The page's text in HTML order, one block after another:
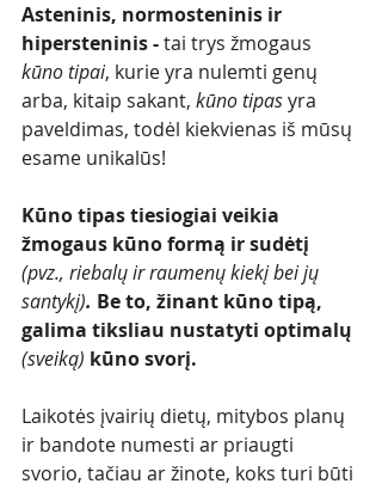
Asteninis, normosteninis ir
hipersteninis - tai trys žmogaus
kūno tipai, kurie yra nulemti genų
arba, kitaip sakant, kūno tipas yra
paveldimas, todėl kiekvienas iš mūsų
esame unikalūs!
Kūno tipas tiesiogiai veikia
žmogaus kūno formą ir sudėtį
(pvz., riebalų ir raumenų kiekį bei jų
santykį). Be to, žinant kūno tipą,
galima tiksliau nustatyti optimalų
(sveiką) kūno svorį.
Laikotės įvairių dietų, mitybos planų
ir bandote numesti ar priaugti
svorio, tačiau ar žinote, koks turi būti